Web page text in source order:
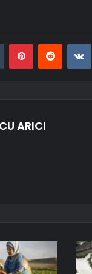
Tumblr PinterestReddit
ARICI